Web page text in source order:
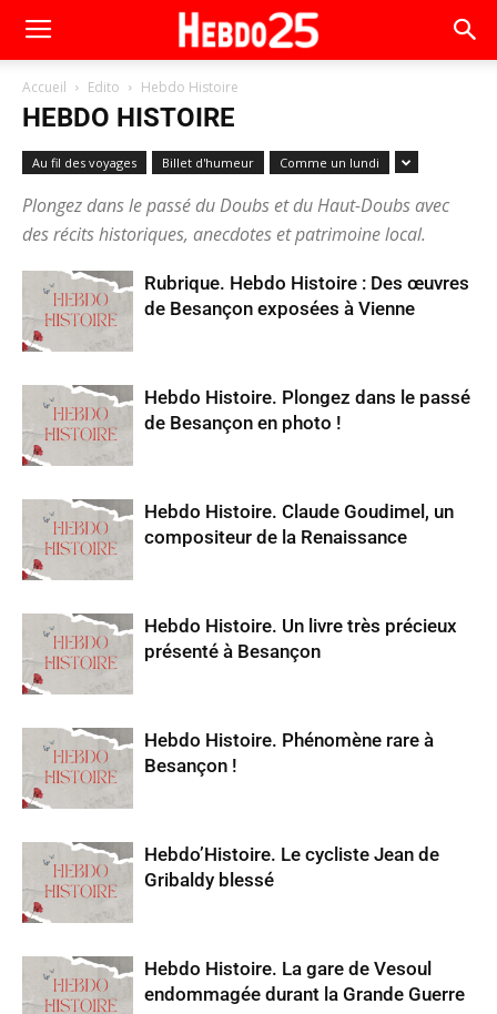
Accueil Edito Hebdo Histoire
HEBDO HISTOIRE
Au fil des voyages Billet d'humeur Comme un lundi
Plongez dans le passé du Doubs et du Haut-Doubs avec
des récits historiques, anecdotes et patrimoine local.
Rubrique. Hebdo Histoire : Des œuvres
de Besançon exposées à Vienne
Hebdo Histoire. Plongez dans le passé
de Besançon en photo !
Hebdo Histoire. Claude Goudimel, un
compositeur de la Renaissance
Hebdo Histoire. Un livre très précieux
présenté à Besançon
Hebdo Histoire. Phénomène rare à
Besançon !
Hebdo’Histoire. Le cycliste Jean de
Gribaldy blessé
Hebdo Histoire. La gare de Vesoul
endommagée durant la Grande Guerre